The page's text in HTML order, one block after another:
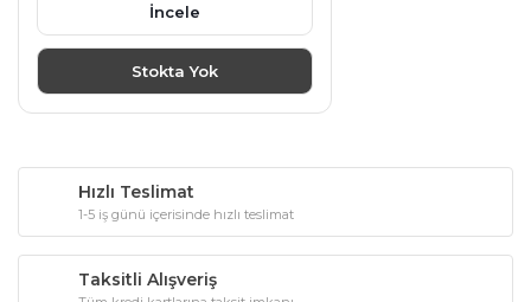
İncele
Stokta Yok
Hızlı Teslimat
1-5 iş günü içerisinde hızlı teslimat
Taksitli Alışveriş